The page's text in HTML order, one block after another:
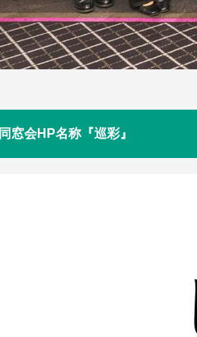
同窓会HP名称『巡彩』